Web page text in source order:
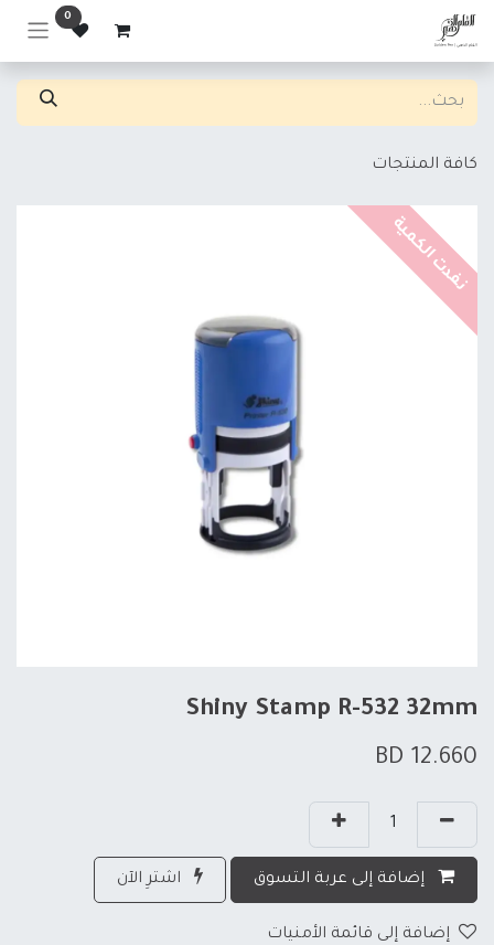
تخطي للذهاب إلى المحتوى 0
كافة المنتجات
نفدت الكمية
Shiny Stamp R-532 32mm
12.660
إضافة إلى عربة التسوق اشترِ الآن
إضافة إلى قائمة الأمنيات